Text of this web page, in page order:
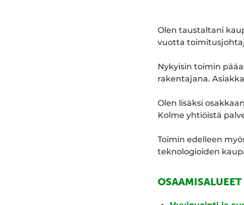
Olen taustaltani
vuotta
Nykyisin toimin
rakentajana.
Olen lisäksi
Kolme yhtiöistä
Toimin edelleen
teknologioiden
OSAAMISALUEET